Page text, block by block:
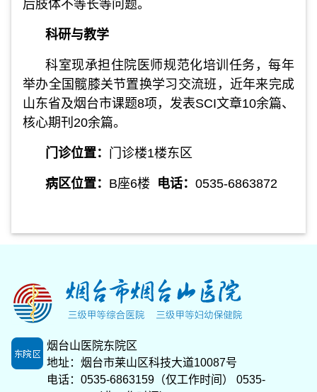
后肢体不等长等问题。
科研与教学
科室现承担住院医师规范化培训任务，每年
举办全国髋膝关节置换学习交流班，近年来完成
山东省及烟台市课题8项，发表SCI文章10余篇、
核心期刊20余篇。
门诊位置： 门诊楼1楼东区
病区位置： B座6楼 电话： 0535-6863872
烟台山医院东院区
地址：烟台市莱山区科技大道10087号
电话：0535-6863159（仅工作时间） 0535-